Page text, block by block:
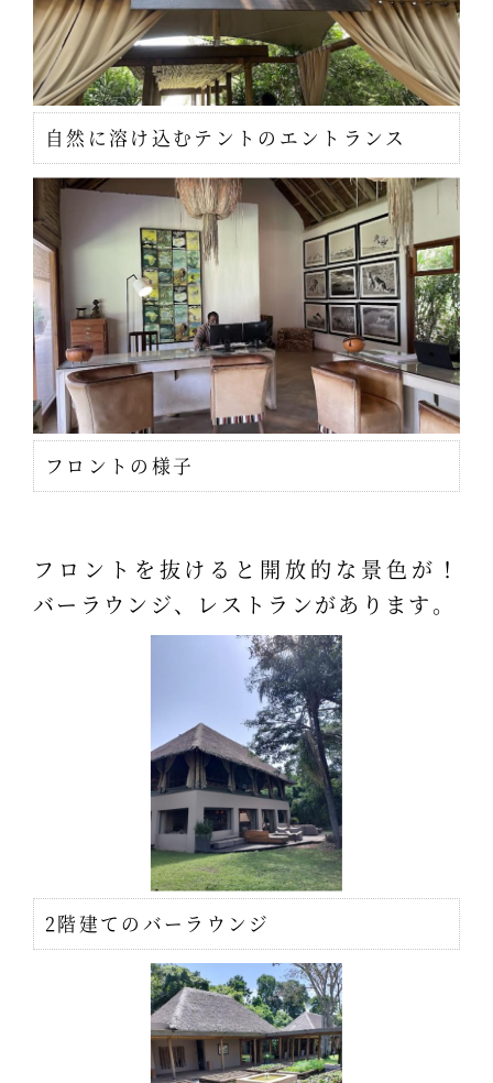
自然に溶け込むテントのエントランス
フロントの様子
フロントを抜けると開放的な景色が！
バーラウンジ、レストランがあります。
2階建てのバーラウンジ